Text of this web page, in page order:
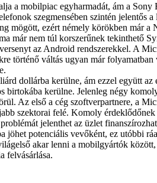
a mobilpiac egyharmadát, ám a Sony
szegmensében szintén jelentős a
mögött, ezért némely körökben már a
már nem túl korszerűnek tekinthető
az Android rendszerekkel. A
történő váltás ugyan már folyamatban
dollárba kerülne, ám ezzel együtt az
birtokába kerülne. Jelenleg négy
Az első a cég szoftverpartnere, a
szektorai felé. Komoly
jelenthet az üzlet
jöhet potenciális vevőként, ez utóbbi
akar lenni a mobilgyártók között,
felvásárlása.